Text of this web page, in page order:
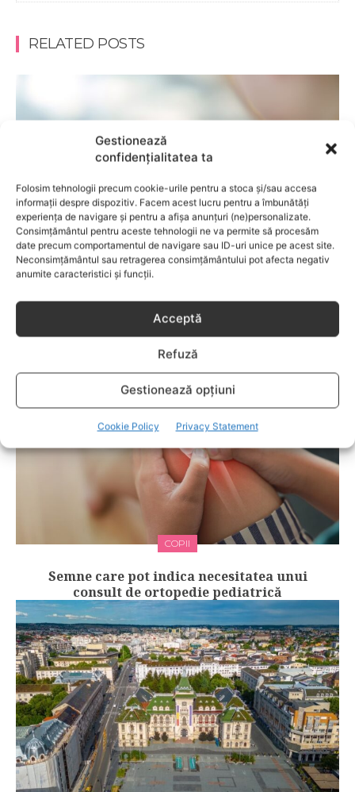
Gestionează
confidențialitatea ta
Folosim tehnologii precum cookie-urile pentru a stoca și/sau accesa
informații despre dispozitiv. Facem acest lucru pentru a îmbunătăți
experiența de navigare și pentru a afișa anunțuri (ne)personalizate.
Consimțământul pentru aceste tehnologii ne va permite să procesăm
date precum comportamentul de navigare sau ID-uri unice pe acest site.
Neconsimțământul sau retragerea consimțământului pot afecta negativ
anumite caracteristici și funcții.
Acceptă
Refuză
Gestionează opțiuni
Cookie Policy Privacy Statement
RELATED POSTS
ADOLESCENTI
Tracking de sănătate pe smartwatch: ce date
îți oferă și cum le folosești corect?
COPII
Semne care pot indica necesitatea unui
consult de ortopedie pediatrică